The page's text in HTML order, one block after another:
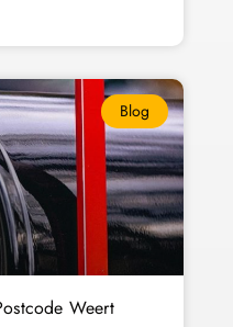
Blog
Weert